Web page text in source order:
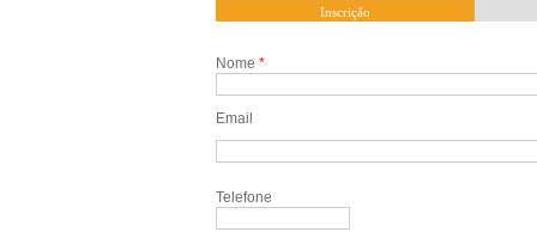
Inscrição
Nome *
Email
Telefone